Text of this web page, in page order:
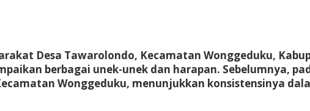
Desa Tawarolondo, Kecamatan Wonggeduku,
berbagai unek-unek dan harapan. Sebelumnya,
Wonggeduku, menunjukkan konsistensinya